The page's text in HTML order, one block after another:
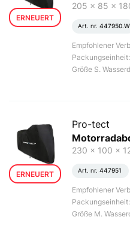
ERNEUERT
205 x 85 x
Art. nr.
Empfohlener
Größe S.
ERNEUERT
Pro-tect
230 x 100 x
Art. nr. 447951
Empfohlener
Größe M.